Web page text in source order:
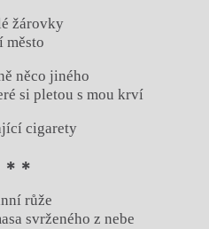
žárovky
město
něco jiného
si pletou s mou krví
cigarety
* *
růže
svrženého z nebe